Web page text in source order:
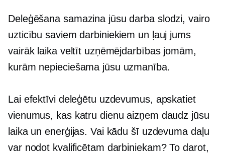
Deleģēšana samazina jūsu darba slodzi, vairo
uzticību saviem darbiniekiem un ļauj jums
vairāk laika veltīt uzņēmējdarbības jomām,
kurām nepieciešama jūsu uzmanība.
Lai efektīvi deleģētu uzdevumus, apskatiet
vienumus, kas katru dienu aizņem daudz jūsu
laika un enerģijas. Vai kādu šī uzdevuma daļu
var nodot kvalificētam darbiniekam? To darot,